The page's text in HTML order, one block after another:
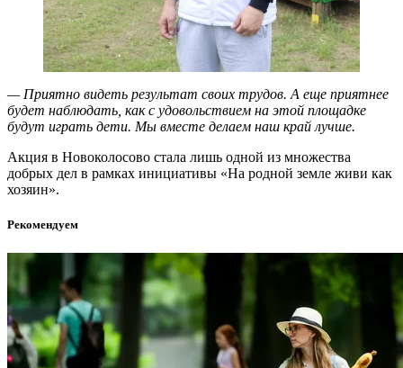
— Приятно видеть результат своих трудов. А еще приятнее
будет наблюдать, как с удовольствием на этой площадке
будут играть дети. Мы вместе делаем наш край лучше.
Акция в Новоколосово стала лишь одной из множества
добрых дел в рамках инициативы «На родной земле живи как
хозяин».
Рекомендуем